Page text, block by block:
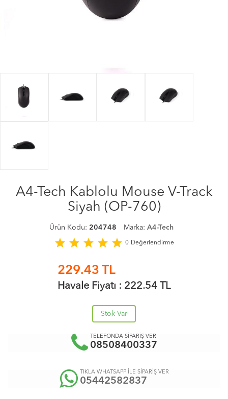
A4-Tech Kablolu Mouse V-Track
Siyah (OP-760)
Ürün Kodu: 204748 Marka: A4-Tech
star star star star star 0 Değerlendirme
229.43 TL
Havale Fiyatı : 222.54 TL
Stok Var
TELEFONDA SİPARİŞ VER
08508400337
TIKLA WHATSAPP İLE SİPARİŞ VER
05442582837